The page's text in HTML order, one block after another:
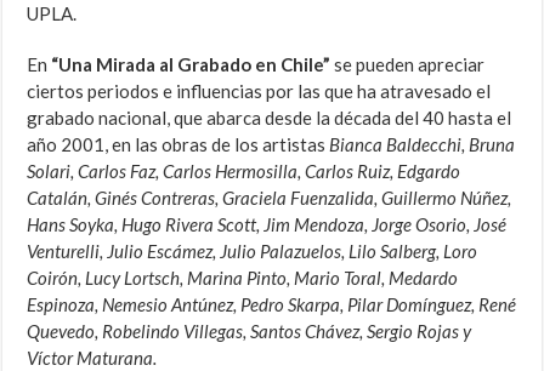
UPLA.
En “Una Mirada al Grabado en Chile” se pueden apreciar
ciertos periodos e influencias por las que ha atravesado el
grabado nacional, que abarca desde la década del 40 hasta el
año 2001, en las obras de los artistas Bianca Baldecchi, Bruna
Solari, Carlos Faz, Carlos Hermosilla, Carlos Ruiz, Edgardo
Catalán, Ginés Contreras, Graciela Fuenzalida, Guillermo Núñez,
Hans Soyka, Hugo Rivera Scott, Jim Mendoza, Jorge Osorio, José
Venturelli, Julio Escámez, Julio Palazuelos, Lilo Salberg, Loro
Coirón, Lucy Lortsch, Marina Pinto, Mario Toral, Medardo
Espinoza, Nemesio Antúnez, Pedro Skarpa, Pilar Domínguez, René
Quevedo, Robelindo Villegas, Santos Chávez, Sergio Rojas y
Víctor Maturana.